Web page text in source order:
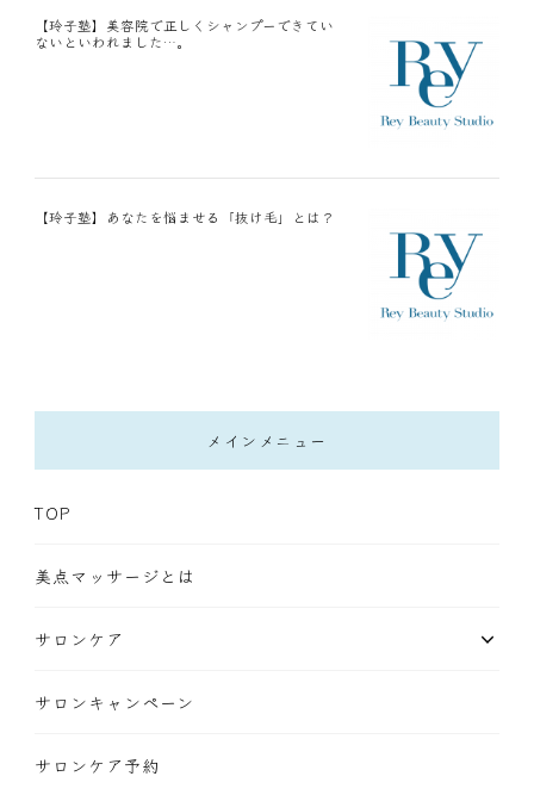
【玲子塾】美容院で正しくシャンプーできてい
ないといわれました…。
【玲子塾】あなたを悩ませる「抜け毛」とは？
メインメニュー
TOP
美点マッサージとは
サロンケア
サロンキャンペーン
サロンケア予約